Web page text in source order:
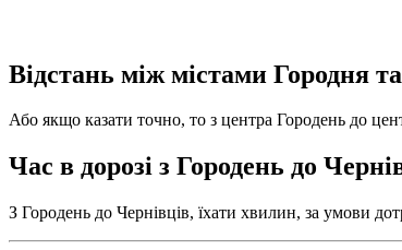
Відстань між містами Городня
Або якщо казати точно, то з центра Городень до
Час в дорозі з Городень до
З Городень до Чернівців, їхати хвилин, за умови